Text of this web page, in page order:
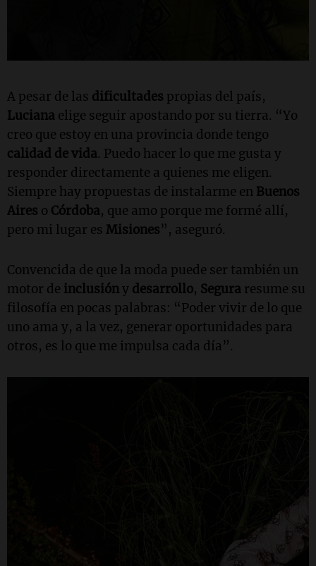
A pesar de las dificultades propias del país,
Luciana elige seguir apostando por su tierra. “Yo
creo que estoy en una provincia donde tengo
calidad de vida. Puedo hacer lo que me gusta y
responder directamente a quienes me eligen.
Siempre hay propuestas de instalarme en Buenos
Aires o Córdoba, que amo porque me formé allí,
pero mi lugar es Misiones”, aseguró.
Convencida de que la moda puede ser también un
motor de inclusióny desarrollo, Segura resume su
filosofía en pocas palabras: “Poder vivir de lo que
uno ama y, a la vez, generar oportunidades para
otros, es lo que me impulsa cada día”.